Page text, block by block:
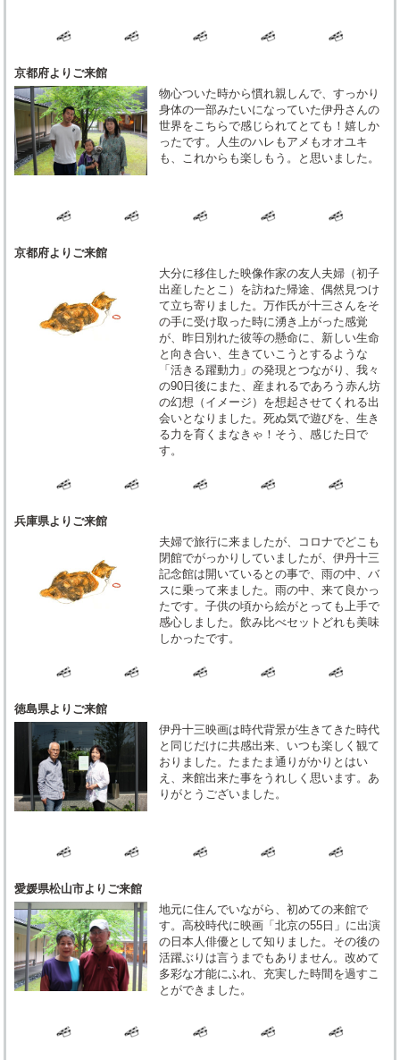
京都府よりご来館
物心ついた時から慣れ親しんで、すっかり
身体の一部みたいになっていた伊丹さんの
世界をこちらで感じられてとても！嬉しか
ったです。人生のハレもアメもオオユキ
も、これからも楽しもう。と思いました。
京都府よりご来館
大分に移住した映像作家の友人夫婦（初子
出産したとこ）を訪ねた帰途、偶然見つけ
て立ち寄りました。万作氏が十三さんをそ
の手に受け取った時に湧き上がった感覚
が、昨日別れた彼等の懸命に、新しい生命
と向き合い、生きていこうとするような
「活きる躍動力」の発現とつながり、我々
の90日後にまた、産まれるであろう赤ん坊
の幻想（イメージ）を想起させてくれる出
会いとなりました。死ぬ気で遊びを、生き
る力を育くまなきゃ！そう、感じた日で
す。
兵庫県よりご来館
夫婦で旅行に来ましたが、コロナでどこも
閉館でがっかりしていましたが、伊丹十三
記念館は開いているとの事で、雨の中、バ
スに乗って来ました。雨の中、来て良かっ
たです。子供の頃から絵がとっても上手で
感心しました。飲み比べセットどれも美味
しかったです。
徳島県よりご来館
伊丹十三映画は時代背景が生きてきた時代
と同じだけに共感出来、いつも楽しく観て
おりました。たまたま通りがかりとはい
え、来館出来た事をうれしく思います。あ
りがとうございました。
愛媛県松山市よりご来館
地元に住んでいながら、初めての来館で
す。高校時代に映画「北京の55日」に出演
の日本人俳優として知りました。その後の
活躍ぶりは言うまでもありません。改めて
多彩な才能にふれ、充実した時間を過すこ
とができました。